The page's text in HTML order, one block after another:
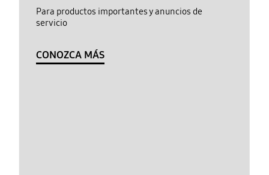
Para productos importantes y anuncios de
servicio
CONOZCA MÁS